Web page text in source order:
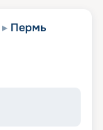
Пермь